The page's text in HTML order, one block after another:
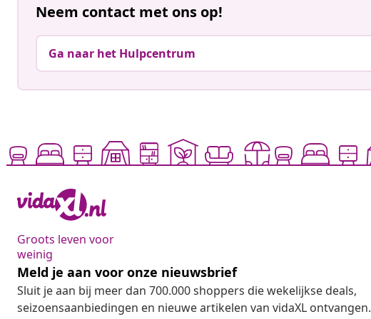
Neem contact met ons op!
Ga naar het Hulpcentrum
Groots leven voor
weinig
Meld je aan voor onze nieuwsbrief
Sluit je aan bij meer dan 700.000 shoppers die wekelijkse deals,
seizoensaanbiedingen en nieuwe artikelen van vidaXL ontvangen.